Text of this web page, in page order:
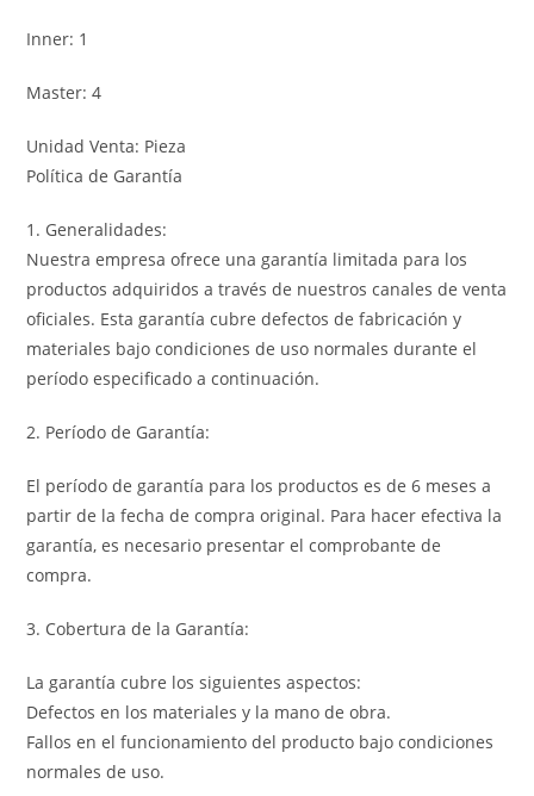
Inner: 1
Master: 4
Unidad Venta: Pieza
Política de Garantía
1. Generalidades:
Nuestra empresa ofrece una garantía limitada para los
productos adquiridos a través de nuestros canales de venta
oficiales. Esta garantía cubre defectos de fabricación y
materiales bajo condiciones de uso normales durante el
período especificado a continuación.
2. Período de Garantía:
El período de garantía para los productos es de 6 meses a
partir de la fecha de compra original. Para hacer efectiva la
garantía, es necesario presentar el comprobante de
compra.
3. Cobertura de la Garantía:
La garantía cubre los siguientes aspectos:
Defectos en los materiales y la mano de obra.
Fallos en el funcionamiento del producto bajo condiciones
normales de uso.